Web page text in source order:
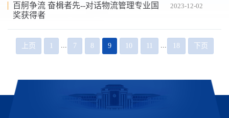
百舸争流 奋楫者先--对话物流管理专业国
奖获得者
2023-12-02
上页 1 7 8 9 10 11 18 下页